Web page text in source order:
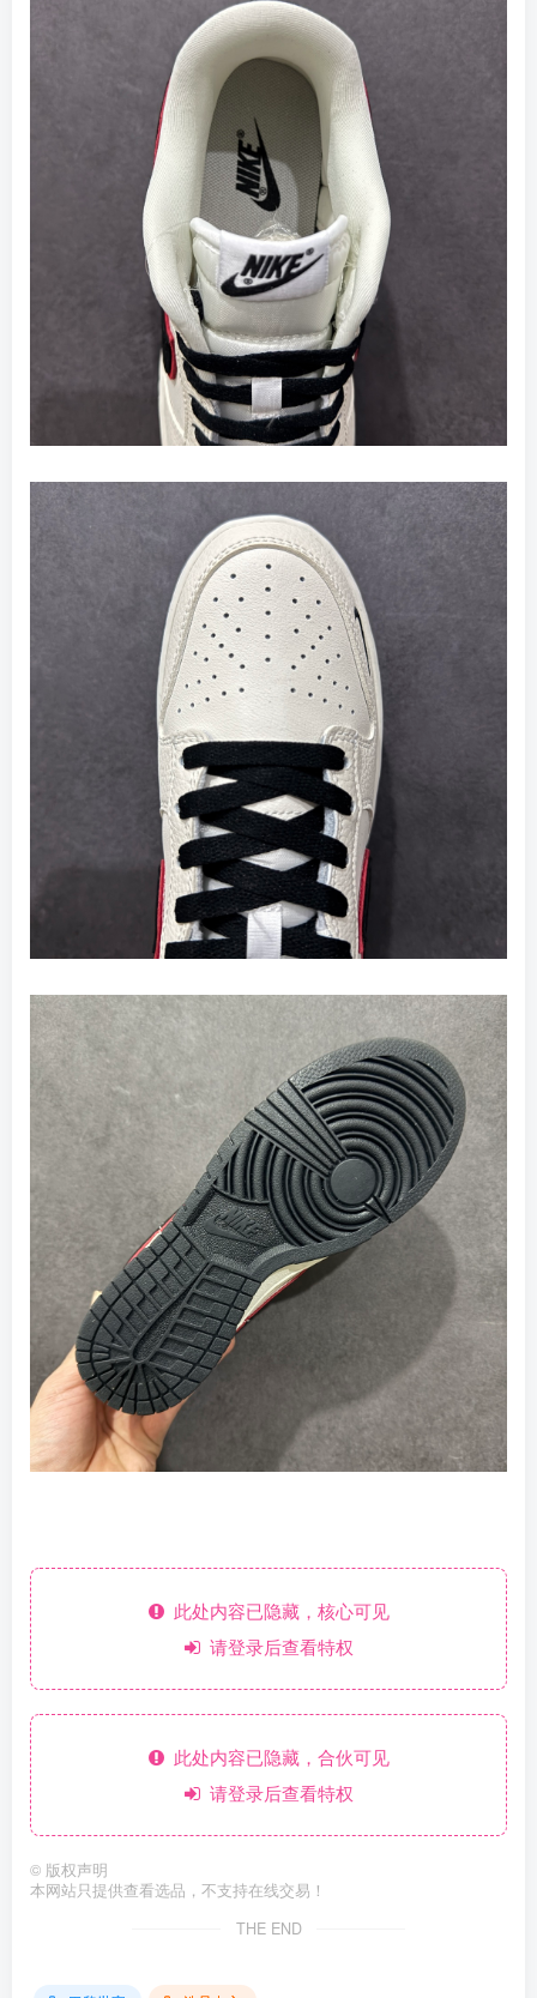
此处内容已隐藏，核心可见
请登录后查看特权
此处内容已隐藏，合伙可见
请登录后查看特权
© 版权声明
本网站只提供查看选品，不支持在线交易！
THE END